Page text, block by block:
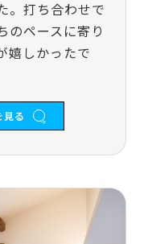
。打ち合わせで
のペースに寄り
嬉しかったで
見る